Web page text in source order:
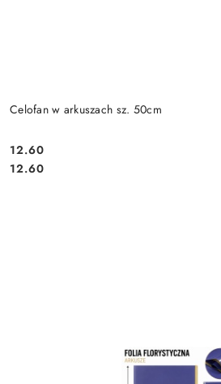
Celofan w arkuszach sz. 50cm
Cena:
12.60
Cena:
12.60